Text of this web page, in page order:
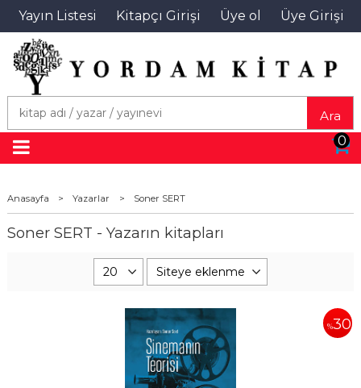
Yayın Listesi Kitapçı Girişi Üye ol Üye Girişi
Ara
0
Anasayfa > Yazarlar > Soner SERT
Soner SERT - Yazarın kitapları
%30